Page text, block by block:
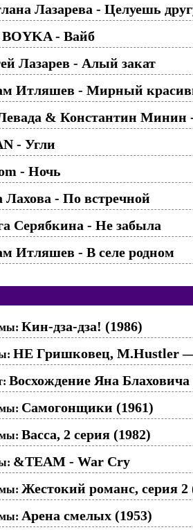
Лазарева - Целуешь
- Вайб
Лазарев - Алый закат
Итляшев - Мирный
& Константин Минин
- Угли
- Ночь
Лахова - По встречной
Серябкина - Не забыла
Итляшев - В селе родном
Кин-дза-дза! (1986)
НЕ Гришковец, M.Hustler
Восхождение Яна
Самогонщики (1961)
Васса, 2 серия (1982)
&TEAM - War Cry
Жестокий романс, серия 2
Арена смелых (1953)